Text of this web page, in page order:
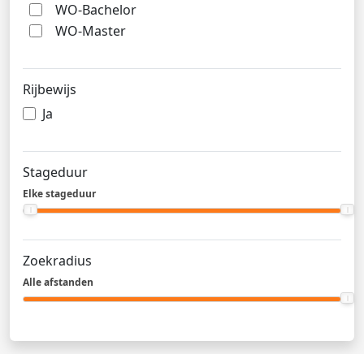
WO-Bachelor
WO-Master
Rijbewijs
Ja
Stageduur
Elke stageduur
Zoekradius
Alle afstanden